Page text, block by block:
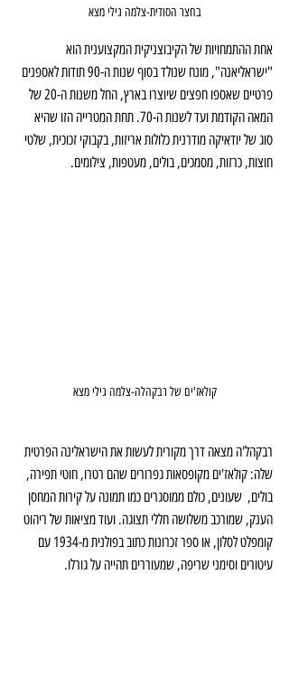
בחצר הסודית-צלמה גילי מצא
אחת ההתמחויות של הקיבוצניקית המקצוענית הוא
"ישראליאנה", מונח שנולד בסוף שנות ה-90 תודות לאספנים
פרטיים שאספו חפצים שיוצרו בארץ, החל משנות ה-20 של
המאה הקודמת ועד לשנות ה-70. תחת המטרייה הזו שהיא
סוג של יודאיקה מודרנית כלולות אריזות, בקבוקי זכוכית, שלטי
חוצות, כרזות, מסמכים, בולים, מעטפות, צילומים.
קולאז'ים של רבקהלה-צלמה גילי מצא
רבקהל'ה מצאה דרך מקורית לעשות את הישראלינה הפרטית
שלה: קולאז'ים מקופסאות גפרורים שהם רטרו, חוטי תפירה,
בולים,  שעונים, כולם ממוסגרים כמו תמונה על קירות המחסן
הענק, שמורכב משלושה חללי תצוגה. ועוד מציאות של ריהוט
קומפלט לסלון, או ספר זכרונות כתוב בפולנית מ-1934 עם
עיטורים וסימני שריפה, שמעוררים תהייה על גורלו.